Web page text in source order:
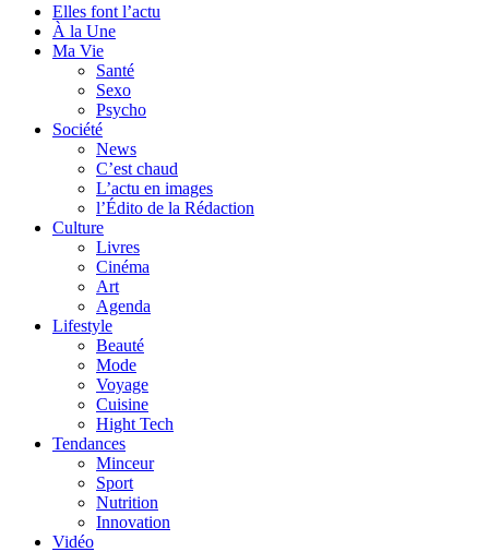
Elles font l’actu
À la Une
Ma Vie
Santé
Sexo
Psycho
Société
News
C’est chaud
L’actu en images
l’Édito de la Rédaction
Culture
Livres
Cinéma
Art
Agenda
Lifestyle
Beauté
Mode
Voyage
Cuisine
Hight Tech
Tendances
Minceur
Sport
Nutrition
Innovation
Vidéo